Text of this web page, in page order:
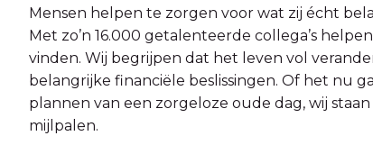
Mensen helpen te zorgen voor wat zij écht
Met zo’n 16.000 getalenteerde collega’s
vinden. Wij begrijpen dat het leven vol
belangrijke financiële beslissingen. Of het nu
plannen van een zorgeloze oude dag, wij
mijlpalen.